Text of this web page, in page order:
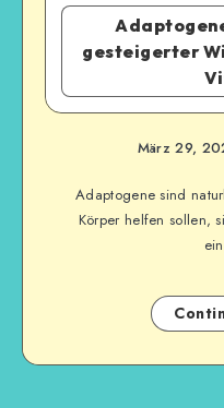
gesteigerter
März 29,
Adaptogene sind
Körper helfen sollen,